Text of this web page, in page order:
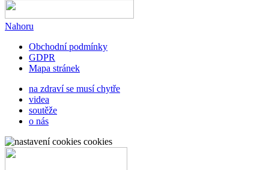
Nahoru
Obchodní podmínky
GDPR
Mapa stránek
na zdraví se musí chytře
videa
soutěže
o nás
cookies